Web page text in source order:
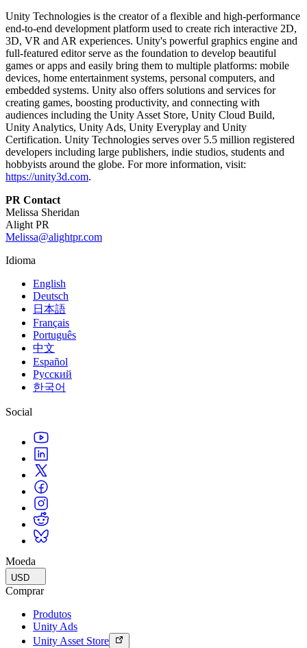
Unity Technologies is the creator of a flexible and high-performance
end-to-end development platform used to create rich interactive 2D,
3D, VR and AR experiences. Unity's powerful graphics engine and
full-featured editor serve as the foundation to develop beautiful
games or apps and easily bring them to multiple platforms: mobile
devices, home entertainment systems, personal computers, and
embedded systems. Unity also offers solutions and services for
creating games, boosting productivity, and connecting with
audiences including the Unity Asset Store, Unity Cloud Build,
Unity Analytics, Unity Ads, Unity Everyplay and Unity
Certification. Unity Technologies serves over 5.5 million registered
developers including large publishers, indie studios, students and
hobbyists around the globe. For more information, visit:
https://unity3d.com.
PR Contact
Melissa Sheridan
Alight PR
Melissa@alightpr.com
Idioma
English
Deutsch
日本語
Français
Português
中文
Español
Русский
한국어
Social
Moeda
USD
Comprar
Produtos
Unity Ads
Unity Asset Store